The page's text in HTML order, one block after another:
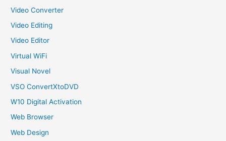
Video Converter
Video Editing
Video Editor
Virtual WiFi
Visual Novel
VSO ConvertXtoDVD
W10 Digital Activation
Web Browser
Web Design